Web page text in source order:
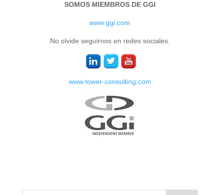
SOMOS MIEMBROS DE GGI
www.ggi.com
No olvide seguirnos en redes sociales.
www.tower-consulting.com